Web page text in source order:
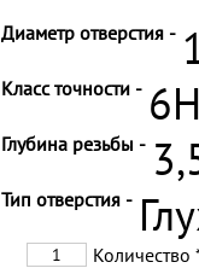
Диаметр отверстия -
Класс точности -
Глубина резьбы -
Тип отверстия -
Количество